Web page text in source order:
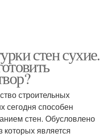
стен сухие.
строительных
сегодня способен
стен. Обусловлено
является